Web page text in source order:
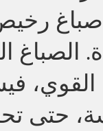
صباغ رخيص
القوي،
حتى